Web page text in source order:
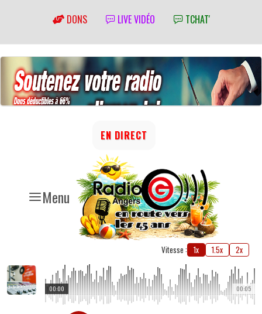
DONS LIVE VIDÉO TCHAT'
Menu
EN DIRECT
Vitesse : 1x 1.5x 2x
00:05
00:00